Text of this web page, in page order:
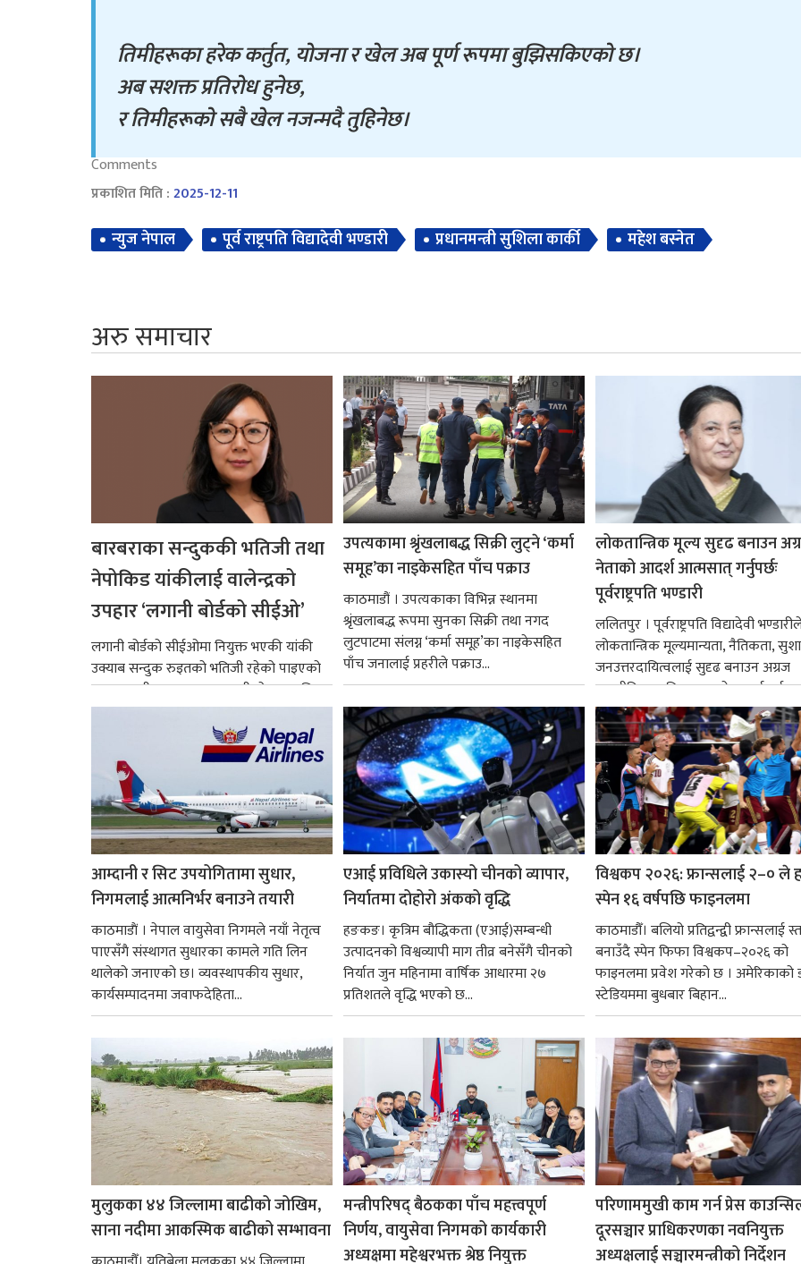
तिमीहरूका हरेक कर्तुत, योजना र खेल अब पूर्ण रूपमा बुझिसकिएको छ।
अब सशक्त प्रतिरोध हुनेछ,
र तिमीहरूको सबै खेल नजन्मदै तुहिनेछ।
Comments
प्रकाशित मिति :2025-12-11
न्युज नेपाल पूर्व राष्ट्रपति विद्यादेवी भण्डारी प्रधानमन्त्री सुशिला कार्की महेश बस्नेत
अरु समाचार
बारबराका सन्दुककी भतिजी तथा
नेपोकिड यांकीलाई वालेन्द्रको
उपहार ‘लगानी बोर्डको सीईओ’
लगानी बोर्डको सीईओमा नियुक्त भएकी यांकी
उक्याब सन्दुक रुइतको भतिजी रहेको पाइएको
छ। तत्कालीन समयमा महाकालीको अञ्चलाधिश
नै बनेका जोन...
उपत्यकामा श्रृंखलाबद्ध सिक्री लुट्ने ‘कर्मा
समूह’का नाइकेसहित पाँच पक्राउ
काठमाडौं । उपत्यकाका विभिन्न स्थानमा
श्रृंखलाबद्ध रूपमा सुनका सिक्री तथा नगद
लुटपाटमा संलग्न ‘कर्मा समूह’का नाइकेसहित
पाँच जनालाई प्रहरीले पक्राउ...
लोकतान्त्रिक मूल्य सुदृढ बनाउन
नेताको आदर्श आत्मसात् गर्नुपर्छः
पूर्वराष्ट्रपति भण्डारी
ललितपुर । पूर्वराष्ट्रपति विद्यादेवी
लोकतान्त्रिक मूल्यमान्यता, नैतिकता,
जनउत्तरदायित्वलाई सुदृढ बनाउन अग्रज
राजनीतिक व्यक्तित्वहरूको आदर्शलाई
गर्न आवश्यक...
आम्दानी र सिट उपयोगितामा सुधार,
निगमलाई आत्मनिर्भर बनाउने तयारी
काठमाडाैं । नेपाल वायुसेवा निगमले नयाँ नेतृत्व
पाएसँगै संस्थागत सुधारका कामले गति लिन
थालेको जनाएको छ। व्यवस्थापकीय सुधार,
कार्यसम्पादनमा जवाफदेहिता...
एआई प्रविधिले उकास्यो चीनको व्यापार,
निर्यातमा दोहोरो अंकको वृद्धि
हङकङ। कृत्रिम बौद्धिकता (एआई)सम्बन्धी
उत्पादनको विश्वव्यापी माग तीव्र बनेसँगै चीनको
निर्यात जुन महिनामा वार्षिक आधारमा २७
प्रतिशतले वृद्धि भएको छ...
विश्वकप २०२६: फ्रान्सलाई २–० ले
स्पेन १६ वर्षपछि फाइनलमा
काठमाडौँ। बलियो प्रतिद्वन्द्वी फ्रान्सलाई
बनाउँदै स्पेन फिफा विश्वकप–२०२६ को
फाइनलमा प्रवेश गरेको छ । अमेरिकाको
स्टेडियममा बुधबार बिहान...
मुलुकका ४४ जिल्लामा बाढीको जोखिम,
साना नदीमा आकस्मिक बाढीको सम्भावना
मन्त्रीपरिषद् बैठकका पाँच महत्त्वपूर्ण
निर्णय, वायुसेवा निगमको कार्यकारी
अध्यक्षमा महेश्वरभक्त श्रेष्ठ नियुक्त
परिणाममुखी काम गर्न प्रेस
दूरसञ्चार प्राधिकरणका नवनियुक्त
अध्यक्षलाई सञ्चारमन्त्रीको निर्देशन